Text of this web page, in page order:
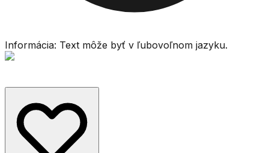
Informácia: Text môže byť v ľubovoľnom jazyku.